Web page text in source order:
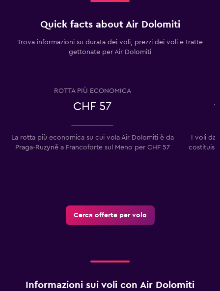
Quick facts about Air Dolomiti
Trova informazioni su durata dei voli, prezzi dei voli e tratte
gettonate per Air Dolomiti
ROTTA PIÙ ECONOMICA
CHF 57
La rotta più economica su cui vola Air Dolomiti è da
Praga-Ruzyně a Francoforte sul Meno per CHF 57
I voli da
Cerca offerte per volo
Informazioni sui voli con Air Dolomiti